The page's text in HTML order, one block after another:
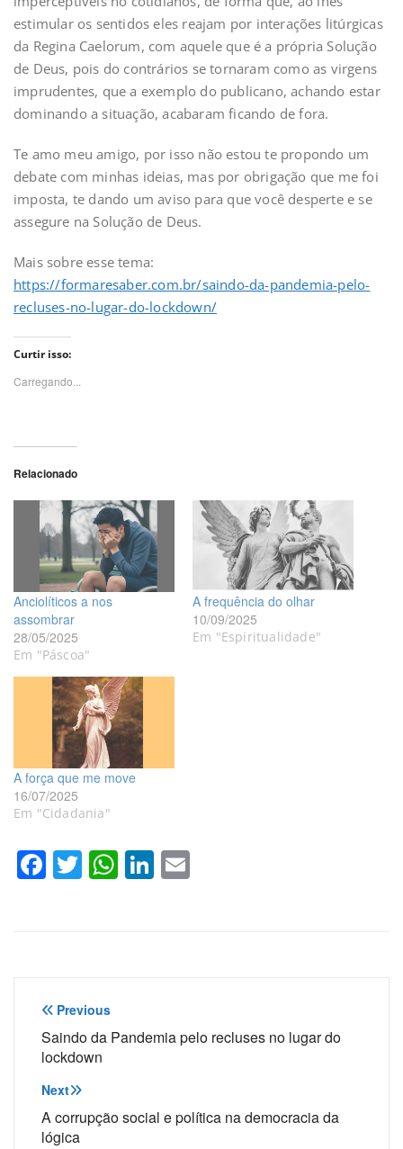
estimular os sentidos eles reajam por interações litúrgicas
da Regina Caelorum, com aquele que é a própria Solução
de Deus, pois do contrários se tornaram como as virgens
imprudentes, que a exemplo do publicano, achando estar
dominando a situação, acabaram ficando de fora.
Te amo meu amigo, por isso não estou te propondo um
debate com minhas ideias, mas por obrigação que me foi
imposta, te dando um aviso para que você desperte e se
assegure na Solução de Deus.
Mais sobre esse tema:
https://formaresaber.com.br/saindo-da-pandemia-pelo-
recluses-no-lugar-do-lockdown/
Curtir isso:
Carregando...
Relacionado
Anciolíticos a nos
assombrar
28/05/2025
Em "Páscoa"
A frequência do olhar
10/09/2025
Em "Espiritualidade"
A força que me move
16/07/2025
Em "Cidadania"
Facebook
Twitter
WhatsApp
LinkedIn
Navegação
de
Post
Previous
Saindo da Pandemia pelo recluses no lugar do
lockdown
Next
A corrupção social e política na democracia da
lógica